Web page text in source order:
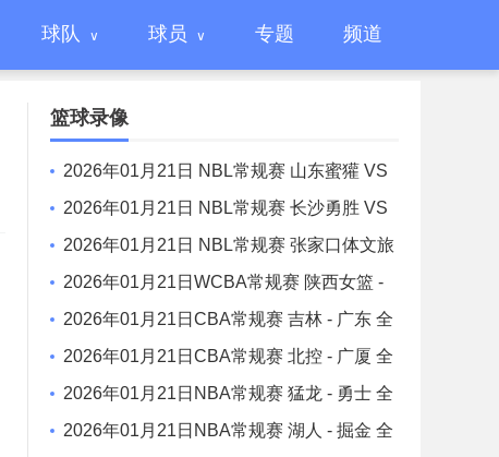
球队 球员 专题 频道
篮球录像
2026年01月21日 NBL常规赛 山东蜜獾 VS
焦作文旅 全场录像
2026年01月21日 NBL常规赛 长沙勇胜 VS
江西鲸裕清酒 全场录像
2026年01月21日 NBL常规赛 张家口体文旅
VS 湖北文旅 全场录像
2026年01月21日WCBA常规赛 陕西女篮 -
山东女篮 全场录像
2026年01月21日CBA常规赛 吉林 - 广东 全
场录像
2026年01月21日CBA常规赛 北控 - 广厦 全
场录像
2026年01月21日NBA常规赛 猛龙 - 勇士 全
场录像
2026年01月21日NBA常规赛 湖人 - 掘金 全